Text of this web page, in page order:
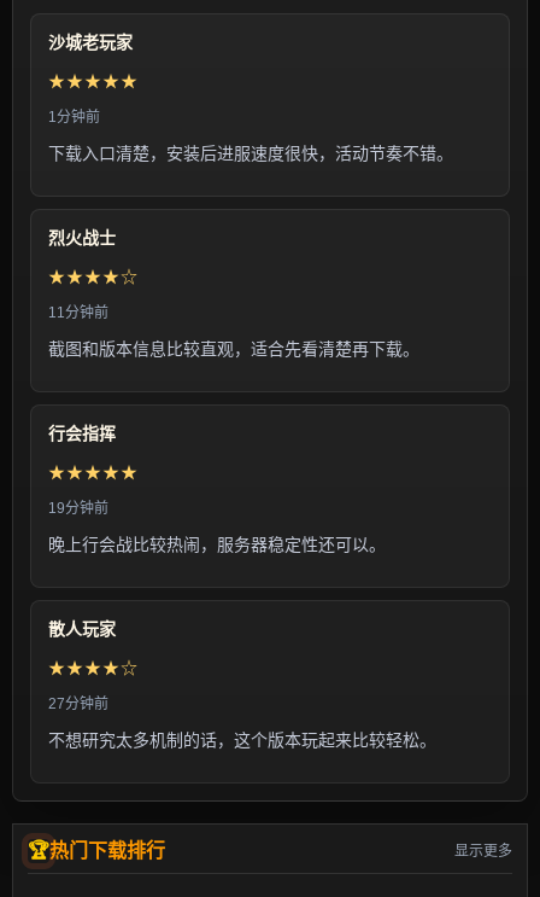
沙城老玩家
★★★★★
1分钟前
下载入口清楚，安装后进服速度很快，活动节奏不错。
烈火战士
★★★★☆
11分钟前
截图和版本信息比较直观，适合先看清楚再下载。
行会指挥
★★★★★
19分钟前
晚上行会战比较热闹，服务器稳定性还可以。
散人玩家
★★★★☆
27分钟前
不想研究太多机制的话，这个版本玩起来比较轻松。
热门下载排行 显示更多